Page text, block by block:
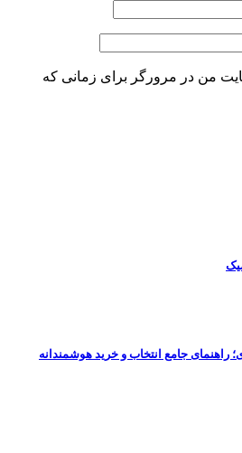
من در مرورگر برای زمانی که
راهنمای جامع انتخاب و خرید هوشمندانه